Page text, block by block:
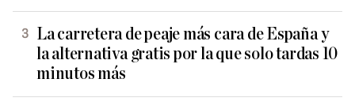
La carretera de peaje más cara de España y
la alternativa gratis por la que solo tardas 10
minutos más